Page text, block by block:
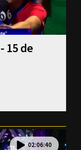
15 de
02:06:40